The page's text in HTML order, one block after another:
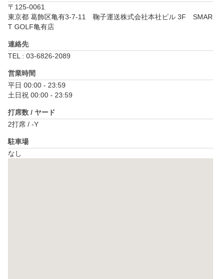
〒125-0061
東京都 葛飾区亀有3-7-11　鞠子運送株式会社本社ビル 3F　SMAR
T GOLF亀有店
連絡先
TEL : 03-6826-2089
営業時間
平日 00:00 - 23:59
土日祝 00:00 - 23:59
打席数 / ヤード
2打席 / -Y
駐車場
なし